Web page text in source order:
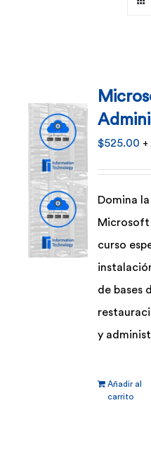
$525.00 +
Domina
Microsoft
curso
de bases
y
Añadir al
carrito